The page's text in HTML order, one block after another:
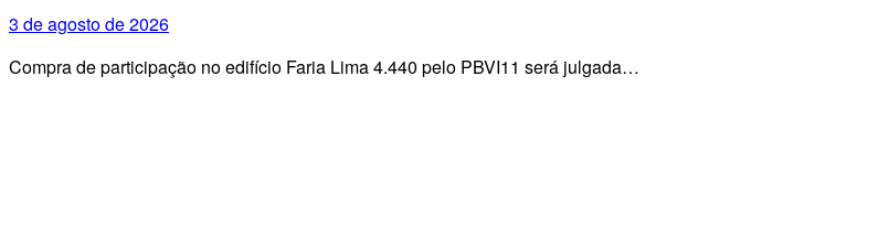
3 de agosto de 2026
Compra de participação no edifício Faria Lima 4.440 pelo PBVI11 será julgada…